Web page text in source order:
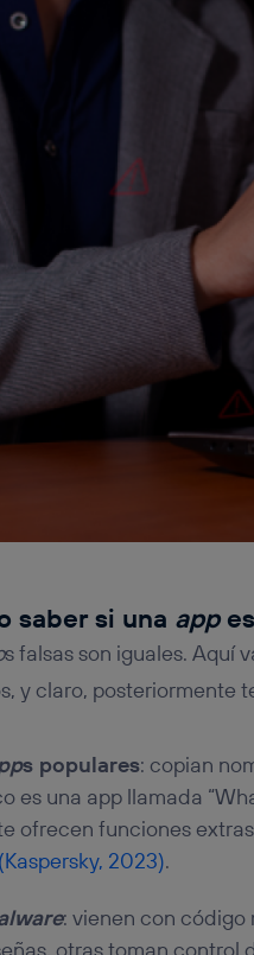
saber si una app
s falsas son iguales. Aquí
y claro, posteriormente
s populares: copian
es una app llamada
ofrecen funciones
(Kaspersky, 2023).
: vienen con código